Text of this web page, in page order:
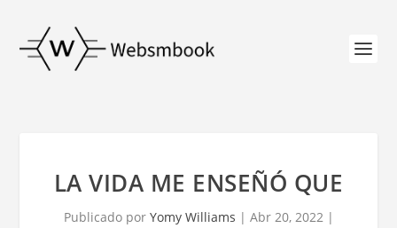
LA VIDA ME ENSEÑÓ QUE
Publicado por Yomy Williams | Abr 20, 2022|